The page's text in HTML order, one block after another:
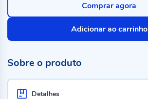
Adicionar ao carrinho
Comprar agora
Sobre o produto
Detalhes